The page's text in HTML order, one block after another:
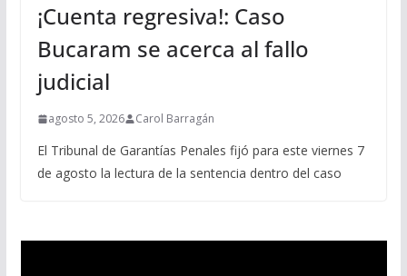
¡Cuenta regresiva!: Caso
Bucaram se acerca al fallo
judicial
agosto 5, 2026 Carol Barragán
El Tribunal de Garantías Penales fijó para este viernes 7
de agosto la lectura de la sentencia dentro del caso